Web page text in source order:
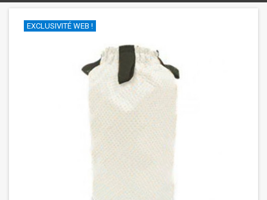
EXCLUSIVITÉ WEB !